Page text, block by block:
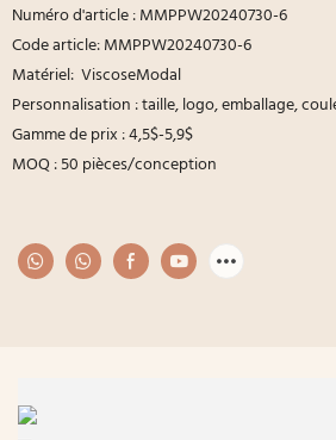
Numéro d'article : MMPPW20240730-6
Code article: MMPPW20240730-6
Matériel: ViscoseModal
Personnalisation : taille, logo, emballage,
Gamme de prix : 4,5$-5,9$
MOQ : 50 pièces/conception